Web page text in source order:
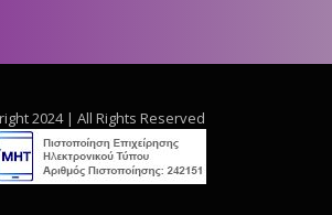
2024 | All Rights Reserved